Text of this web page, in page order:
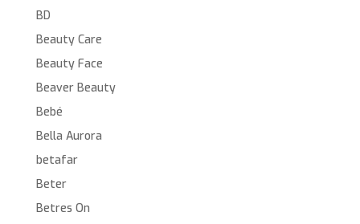
BD
Beauty Care
Beauty Face
Beaver Beauty
Bebé
Bella Aurora
betafar
Beter
Betres On